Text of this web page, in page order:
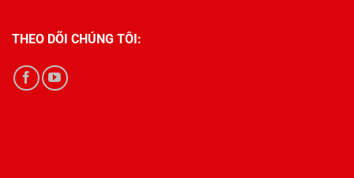
THEO DÕI CHÚNG TÔI: